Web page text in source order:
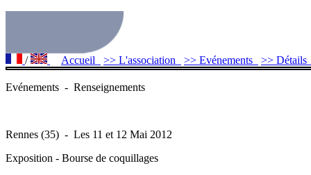
/ Accueil >> L'association >> Evénements >>
Evénements - Renseignements
Rennes (35) - Les 11 et 12 Mai 2012
Exposition - Bourse de coquillages